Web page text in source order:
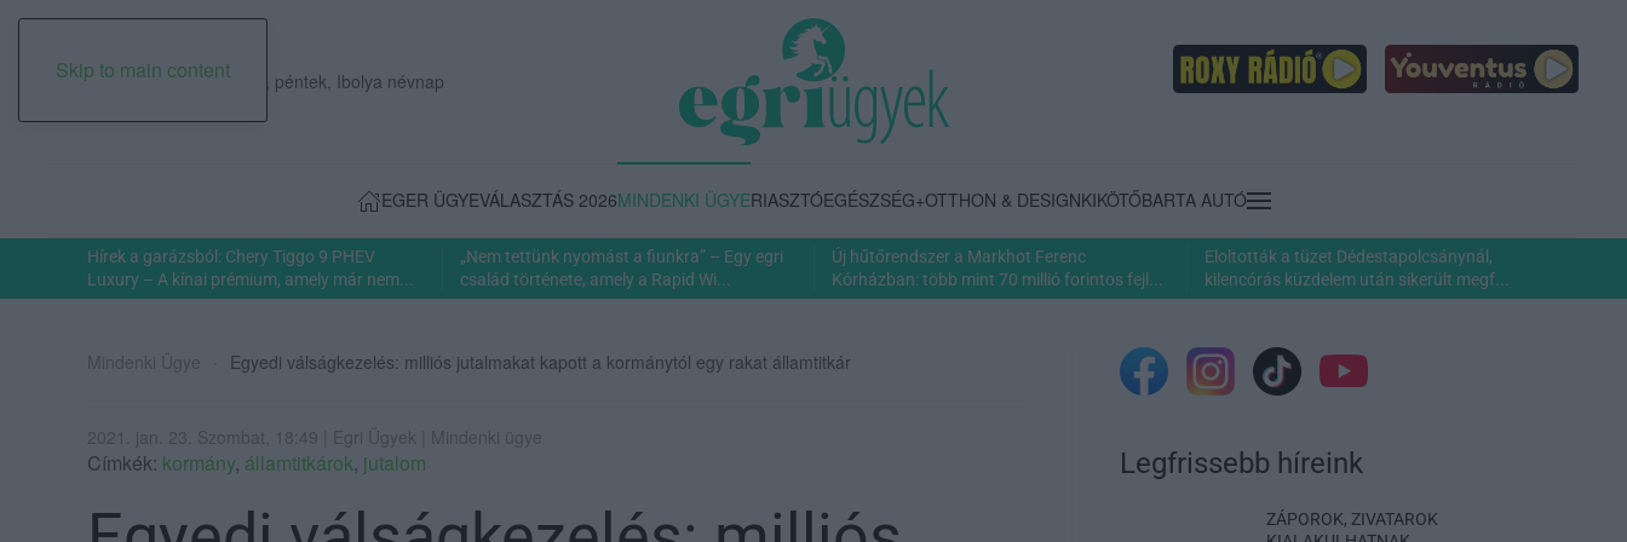
Skip to main content
2026. augusztus 07., péntek, Ibolya névnap
EGER ÜGYEVÁLASZTÁS 2026MINDENKI ÜGYERIASZTÓEGÉSZSÉG+OTTHON & DESIGNKIKÖTŐBARTA AUTÓ
Hírek a garázsból: Chery Tiggo 9 PHEV
Luxury – A kínai prémium, amely már nem...
„Nem tettünk nyomást a fiunkra” – Egy egri
család története, amely a Rapid Wi...
Új hűtőrendszer a Markhot Ferenc
Kórházban: több mint 70 millió forintos fejl...
Eloltották a tüzet Dédestapolcsánynál,
kilencórás küzdelem után sikerült megf...
Mindenki Ügye Egyedi válságkezelés: milliós jutalmakat kapott a kormánytól egy rakat államtitkár
2021. jan. 23. Szombat, 18:49 | Egri Ügyek | Mindenki ügye
Címkék: kormány, államtitkárok, jutalom Legfrissebb híreink
ZÁPOROK, ZIVATAROK